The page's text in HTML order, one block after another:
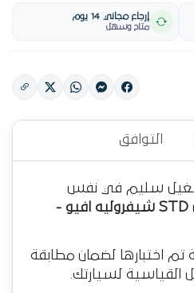
إرجاع مجاني 14 يوم
متاح وسهل
التوافق
سليم في نفس
سبيكة بيل STD شيفروليه افيو -
تم اختبارها لضمان مطابقة
القياسية لسيارتك.